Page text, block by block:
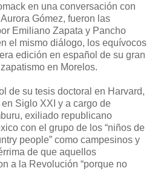
en una conversación con
Gómez, fueron las
Emiliano Zapata y Pancho
el mismo diálogo, los equívocos
edición en español de su gran
en Morelos.
de su tesis doctoral en Harvard,
Siglo XXI y a cargo de
exiliado republicano
con el grupo de los “niños de
people” como campesinos y
de que aquellos
a la Revolución “porque no